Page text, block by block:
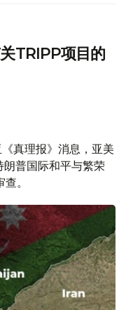
TRIPP项目的
真理报》消息，亚美
朗普国际和平与繁荣
。